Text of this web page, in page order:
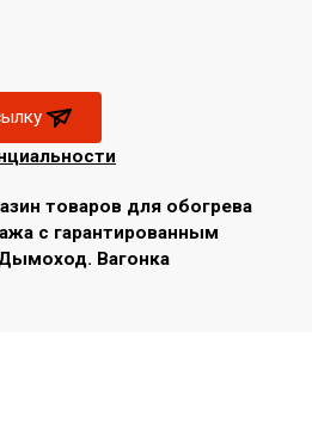
товаров для обогрева
с гарантированным
Вагонка